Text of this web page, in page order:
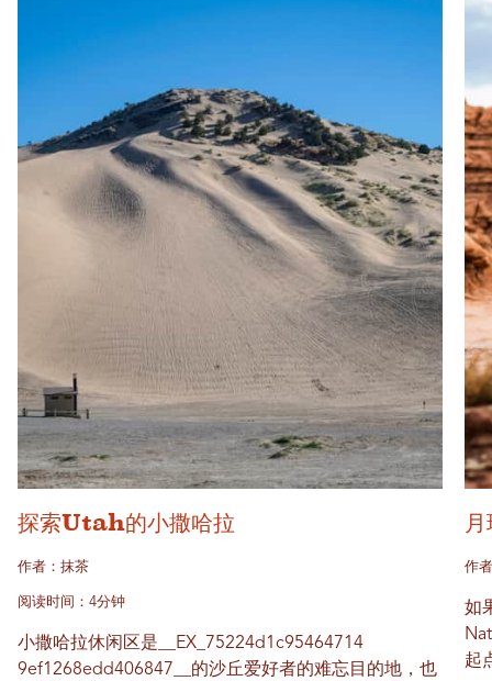
探索Utah的小撒哈拉
作者：抹茶
阅读时间：4分钟
小撒哈拉休闲区是__EX_75224d1c95464714​​
9ef1268edd406847__的沙丘爱好者的难忘目的地，也
作
如
起